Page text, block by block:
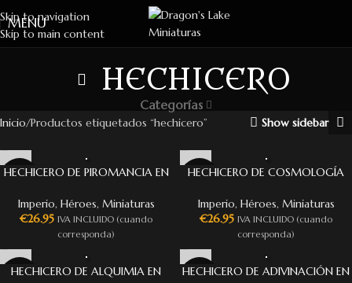
Skip to navigation
Skip to main content
MENU
HECHICERO
Categorías
Inicio Productos etiquetados “hechicero” Show sidebar
HECHICERO DE PIROMANCIA EN
Imperio, Héroes, Miniaturas
€26.95 IVA INCLUIDO (cuando
corresponda)
HECHICERO DE COSMOLOGÍA
Imperio, Héroes, Miniaturas
€26.95 IVA INCLUIDO (cuando
corresponda)
HECHICERO DE ALQUIMIA EN
HECHICERO DE ADIVINACIÓN EN